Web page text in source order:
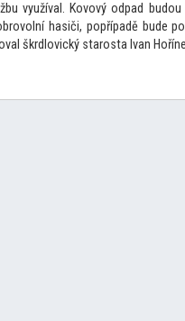
využíval. Kovový odpad
hasiči, popřípadě bude
škrdlovický starosta Ivan